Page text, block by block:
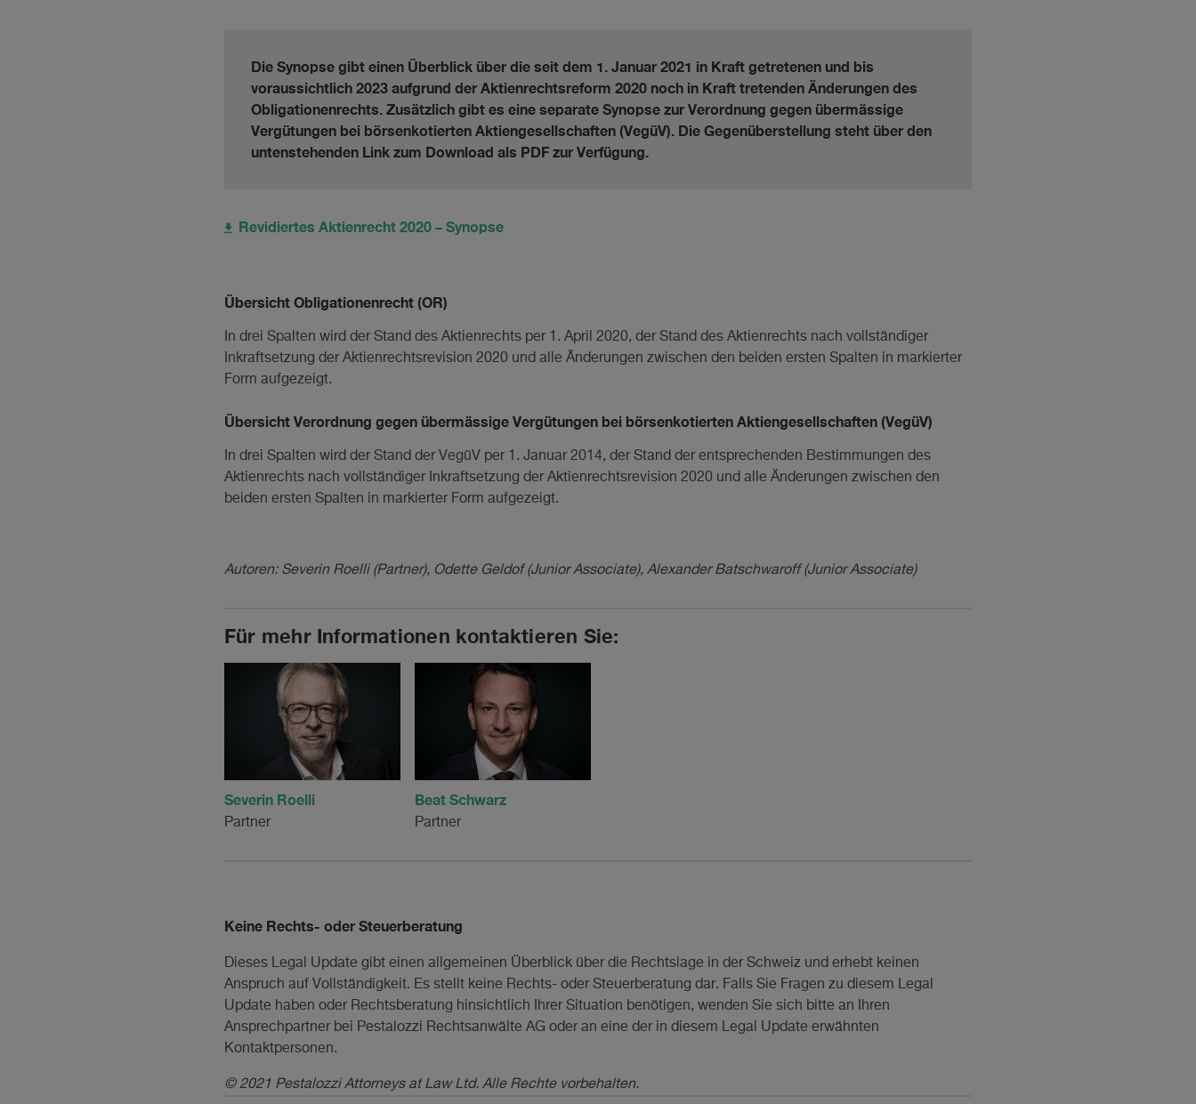
Die Synopse gibt einen Überblick über die seit dem 1. Januar 2021 in Kraft getretenen und bis
voraussichtlich 2023 aufgrund der Aktienrechtsreform 2020 noch in Kraft tretenden Änderungen des
Obligationenrechts. Zusätzlich gibt es eine separate Synopse zur Verordnung gegen übermässige
Vergütungen bei börsenkotierten Aktiengesellschaften (VegüV). Die Gegenüberstellung steht über den
untenstehenden Link zum Download als PDF zur Verfügung.
Revidiertes Aktienrecht 2020 – Synopse
Übersicht Obligationenrecht (OR)
In drei Spalten wird der Stand des Aktienrechts per 1. April 2020, der Stand des Aktienrechts nach vollständiger
Inkraftsetzung der Aktienrechtsrevision 2020 und alle Änderungen zwischen den beiden ersten Spalten in markierter
Form aufgezeigt.
Übersicht Verordnung gegen übermässige Vergütungen bei börsenkotierten Aktiengesellschaften (VegüV)
In drei Spalten wird der Stand der VegüV per 1. Januar 2014, der Stand der entsprechenden Bestimmungen des
Aktienrechts nach vollständiger Inkraftsetzung der Aktienrechtsrevision 2020 und alle Änderungen zwischen den
beiden ersten Spalten in markierter Form aufgezeigt.
Autoren: Severin Roelli (Partner), Odette Geldof (Junior Associate), Alexander Batschwaroff (Junior Associate)
Für mehr Informationen kontaktieren Sie:
Severin Roelli
Partner
Beat Schwarz
Partner
Keine Rechts- oder Steuerberatung
Dieses Legal Update gibt einen allgemeinen Überblick über die Rechtslage in der Schweiz und erhebt keinen
Anspruch auf Vollständigkeit. Es stellt keine Rechts- oder Steuerberatung dar. Falls Sie Fragen zu diesem Legal
Update haben oder Rechtsberatung hinsichtlich Ihrer Situation benötigen, wenden Sie sich bitte an Ihren
Ansprechpartner bei Pestalozzi Rechtsanwälte AG oder an eine der in diesem Legal Update erwähnten
Kontaktpersonen.
© 2021 Pestalozzi Attorneys at Law Ltd. Alle Rechte vorbehalten.